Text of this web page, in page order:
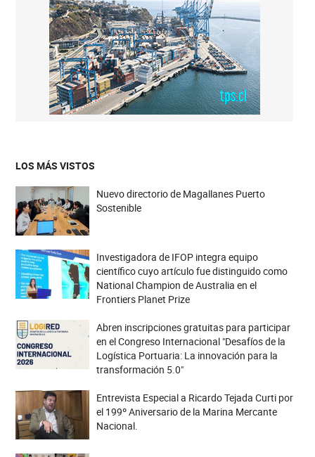
LOS MÁS VISTOS
Nuevo directorio de Magallanes Puerto
Sostenible
Investigadora de IFOP integra equipo
científico cuyo artículo fue distinguido como
National Champion de Australia en el
Frontiers Planet Prize
Abren inscripciones gratuitas para participar
en el Congreso Internacional "Desafíos de la
Logística Portuaria: La innovación para la
transformación 5.0"
Entrevista Especial a Ricardo Tejada Curti por
el 199º Aniversario de la Marina Mercante
Nacional.